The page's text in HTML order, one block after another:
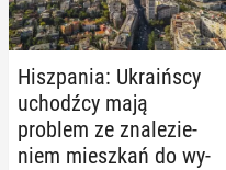
Hisz­pa­nia: Ukra­iń­scy
uchodź­cy mają
problem ze zna­le­zie­
niem miesz­kań do wy­